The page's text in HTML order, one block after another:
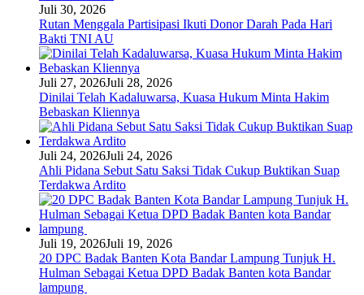
Juli 30, 2026
Rutan Menggala Partisipasi Ikuti Donor Darah Pada Hari
Bakti TNI AU
Juli 27, 2026Juli 28, 2026
Dinilai Telah Kadaluwarsa, Kuasa Hukum Minta Hakim
Bebaskan Kliennya
Juli 24, 2026Juli 24, 2026
Ahli Pidana Sebut Satu Saksi Tidak Cukup Buktikan Suap
Terdakwa Ardito
Juli 19, 2026Juli 19, 2026
20 DPC Badak Banten Kota Bandar Lampung Tunjuk H.
Hulman Sebagai Ketua DPD Badak Banten kota Bandar
lampung